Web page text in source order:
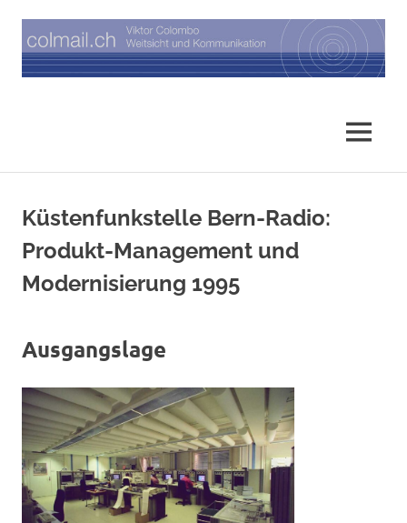
Inhalt
springen
MENÜ
Küstenfunkstelle Bern-Radio:
Produkt-Management und
Modernisierung 1995
Ausgangslage